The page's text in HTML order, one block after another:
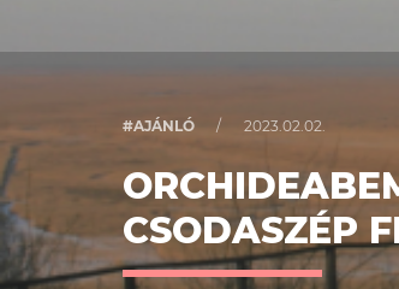
#AJÁNLÓ / 2023.02.02.
CSODASZÉP